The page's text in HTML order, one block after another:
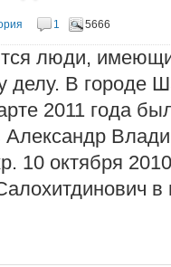
1 5666
люди,
В городе
2011 года
10 октября